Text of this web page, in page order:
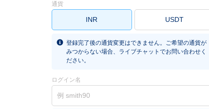
通貨
INR USDT
登録完了後の通貨変更はできません。ご希望の通貨が
みつからない場合、ライブチャットでお問い合わせく
ださい。
ログイン名